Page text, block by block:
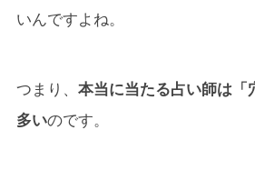
いんですよね。
つまり、 本当に当たる占い師は「
多いのです。